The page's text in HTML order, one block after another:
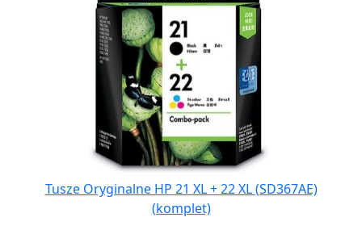
Tusze Oryginalne HP 21 XL + 22 XL (SD367AE)
(komplet)